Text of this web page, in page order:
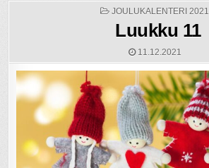
POSTED
JOULUKALENTERI 2021
Luukku 11
11.12.2021